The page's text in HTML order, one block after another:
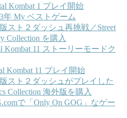
Kombat 1 プレイ開始
年 My ベストゲーム
スト２ダッシュ再挑戦／Street
Collection を購入
Kombat 11 ストーリーモードク
Kombat 11 プレイ開始
スト２ダッシュがプレイした
Collection 海外版を購入
で「Only On GOG」なゲー